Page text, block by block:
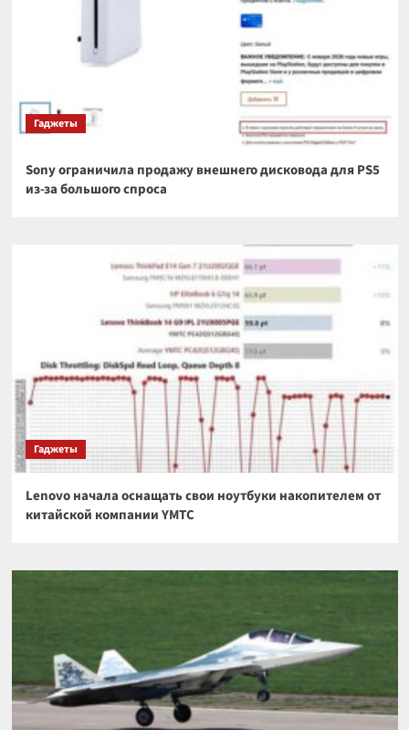
Гаджеты
Sony ограничила продажу внешнего дисковода для PS5
из-за большого спроса
Гаджеты
Lenovo начала оснащать свои ноутбуки накопителем от
китайской компании YMTC